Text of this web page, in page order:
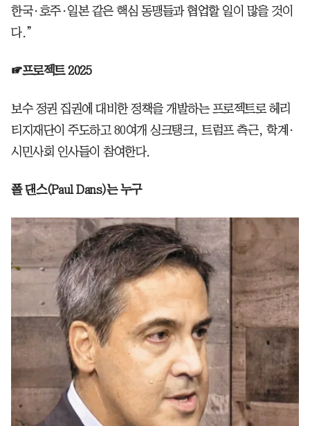
한국·호주·일본 같은 핵심 동맹들과 협업할 일이 많을 것이
다.”
☞프로젝트 2025
보수 정권 집권에 대비한 정책을 개발하는 프로젝트로 헤리
티지재단이 주도하고 80여개 싱크탱크, 트럼프 측근, 학계·
시민사회 인사들이 참여한다.
폴 댄스(Paul Dans)는 누구